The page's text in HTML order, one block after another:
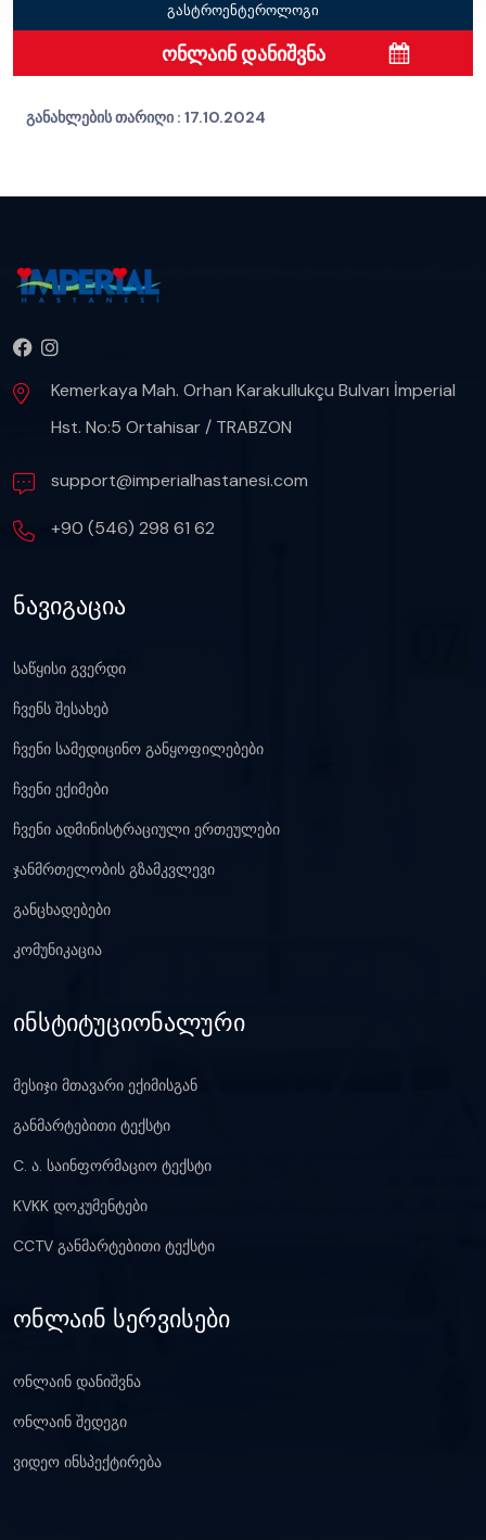
გასტროენტეროლოგი
ონლაინ დანიშვნა
განახლების თარიღი : 17.10.2024
Kemerkaya Mah. Orhan Karakullukçu Bulvarı İmperial
Hst. No:5 Ortahisar / TRABZON
support@imperialhastanesi.com
+90 (546) 298 61 62
ნავიგაცია
საწყისი გვერდი
ჩვენს შესახებ
ჩვენი სამედიცინო განყოფილებები
ჩვენი ექიმები
ჩვენი ადმინისტრაციული ერთეულები
ჯანმრთელობის გზამკვლევი
განცხადებები
კომუნიკაცია
ინსტიტუციონალური
მესიჯი მთავარი ექიმისგან
განმარტებითი ტექსტი
C. ა. საინფორმაციო ტექსტი
KVKK დოკუმენტები
CCTV განმარტებითი ტექსტი
ონლაინ სერვისები
ონლაინ დანიშვნა
ონლაინ შედეგი
ვიდეო ინსპექტირება